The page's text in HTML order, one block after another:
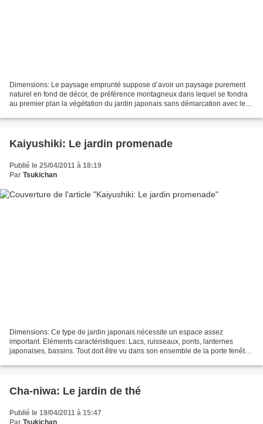
Dimensions: Le paysage emprunté suppose d’avoir un paysage purement
naturel en fond de décor, de préférence montagneux dans lequel se fondra
au premier plan la végétation du jardin japonais sans démarcation avec le
Kaiyushiki: Le jardin promenade
Publié le 25/04/2011 à 18:19
Par Tsukichan
Dimensions: Ce type de jardin japonais nécessite un espace assez
important. Eléments caractéristiques: Lacs, ruisseaux, ponts, lanternes
japonaises, bassins. Tout doit être vu dans son ensemble de la porte fenêtre
Cha-niwa: Le jardin de thé
Publié le 19/04/2011 à 15:47
Par Tsukichan